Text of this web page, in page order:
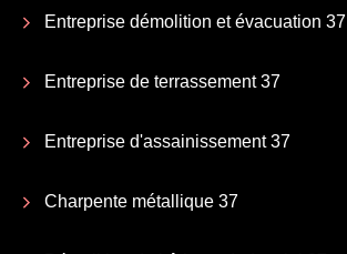
Entreprise démolition et évacuation 37
Entreprise de terrassement 37
Entreprise d'assainissement 37
Charpente métallique 37